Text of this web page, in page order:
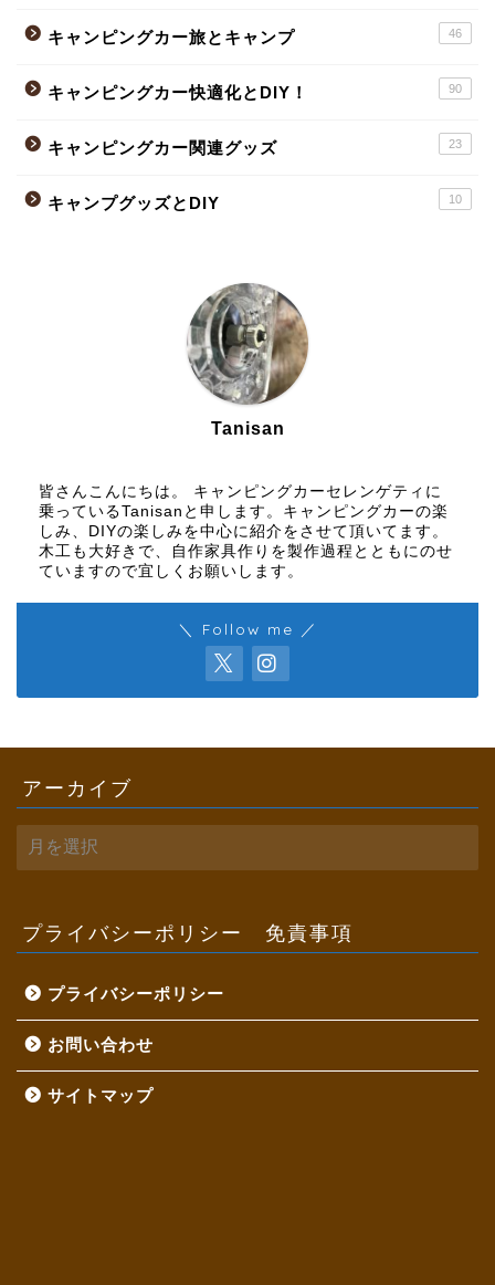
キャンピングカー旅とキャンプ 46
キャンピングカー快適化とDIY！ 90
キャンピングカー関連グッズ 23
キャンプグッズとDIY 10
Tanisan
皆さんこんにちは。 キャンピングカーセレンゲティに
乗っているTanisanと申します。キャンピングカーの楽
しみ、DIYの楽しみを中心に紹介をさせて頂いてます。
木工も大好きで、自作家具作りを製作過程とともにのせ
ていますので宜しくお願いします。
＼ Follow me ／
アーカイブ
ー
ブ
プライバシーポリシー 免責事項
プライバシーポリシー
お問い合わせ
サイトマップ